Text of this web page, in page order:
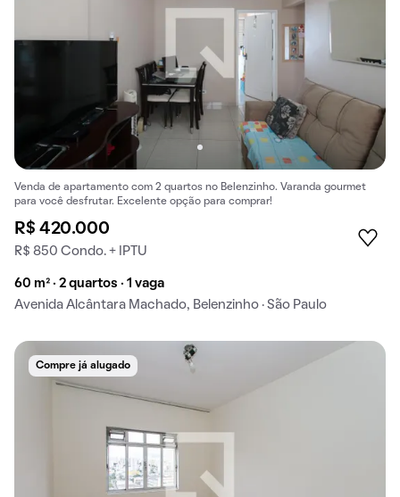
Venda de apartamento com 2 quartos no Belenzinho. Varanda gourmet
para você desfrutar. Excelente opção para comprar!
R$ 420.000
R$ 850 Condo. + IPTU
60 m² · 2 quartos · 1 vaga
Avenida Alcântara Machado, Belenzinho · São Paulo
Compre já alugado